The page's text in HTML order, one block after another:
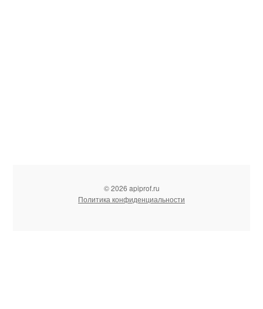
© 2026 apiprof.ru
Политика конфиденциальности